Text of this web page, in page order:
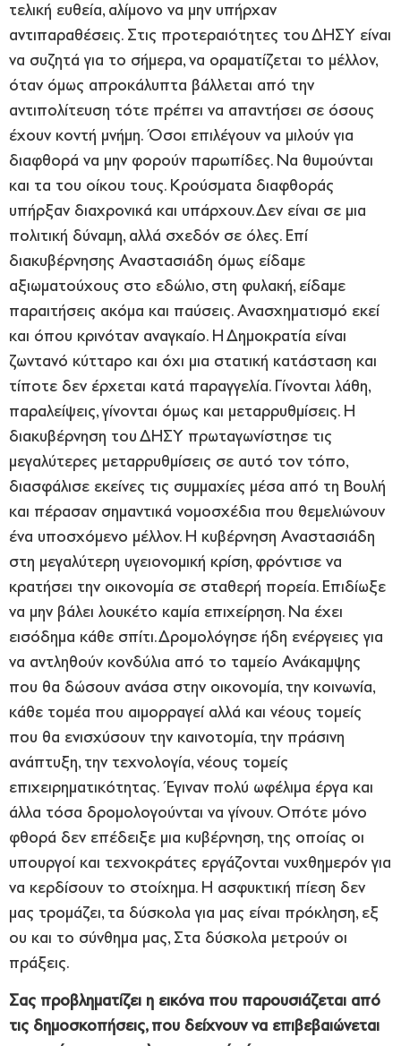
τελική ευθεία, αλίμονο να μην υπήρχαν
αντιπαραθέσεις. Στις προτεραιότητες του ΔΗΣΥ είναι
να συζητά για το σήμερα, να οραματίζεται το μέλλον,
όταν όμως απροκάλυπτα βάλλεται από την
αντιπολίτευση τότε πρέπει να απαντήσει σε όσους
έχουν κοντή μνήμη. Όσοι επιλέγουν να μιλούν για
διαφθορά να μην φορούν παρωπίδες. Να θυμούνται
και τα του οίκου τους. Κρούσματα διαφθοράς
υπήρξαν διαχρονικά και υπάρχουν. Δεν είναι σε μια
πολιτική δύναμη, αλλά σχεδόν σε όλες. Επί
διακυβέρνησης Αναστασιάδη όμως είδαμε
αξιωματούχους στο εδώλιο, στη φυλακή, είδαμε
παραιτήσεις ακόμα και παύσεις. Ανασχηματισμό εκεί
και όπου κρινόταν αναγκαίο. Η Δημοκρατία είναι
ζωντανό κύτταρο και όχι μια στατική κατάσταση και
τίποτε δεν έρχεται κατά παραγγελία. Γίνονται λάθη,
παραλείψεις, γίνονται όμως και μεταρρυθμίσεις. Η
διακυβέρνηση του ΔΗΣΥ πρωταγωνίστησε τις
μεγαλύτερες μεταρρυθμίσεις σε αυτό τον τόπο,
διασφάλισε εκείνες τις συμμαχίες μέσα από τη Βουλή
και πέρασαν σημαντικά νομοσχέδια που θεμελιώνουν
ένα υποσχόμενο μέλλον. Η κυβέρνηση Αναστασιάδη
στη μεγαλύτερη υγειονομική κρίση, φρόντισε να
κρατήσει την οικονομία σε σταθερή πορεία. Επιδίωξε
να μην βάλει λουκέτο καμία επιχείρηση. Να έχει
εισόδημα κάθε σπίτι. Δρομολόγησε ήδη ενέργειες για
να αντληθούν κονδύλια από το ταμείο Ανάκαμψης
που θα δώσουν ανάσα στην οικονομία, την κοινωνία,
κάθε τομέα που αιμορραγεί αλλά και νέους τομείς
που θα ενισχύσουν την καινοτομία, την πράσινη
ανάπτυξη, την τεχνολογία, νέους τομείς
επιχειρηματικότητας. Έγιναν πολύ ωφέλιμα έργα και
άλλα τόσα δρομολογούνται να γίνουν. Οπότε μόνο
φθορά δεν επέδειξε μια κυβέρνηση, της οποίας οι
υπουργοί και τεχνοκράτες εργάζονται νυχθημερόν για
να κερδίσουν το στοίχημα. Η ασφυκτική πίεση δεν
μας τρομάζει, τα δύσκολα για μας είναι πρόκληση, εξ
ου και το σύνθημα μας, Στα δύσκολα μετρούν οι
πράξεις.
Σας προβληματίζει η εικόνα που παρουσιάζεται από
τις δημοσκοπήσεις, που δείχνουν να επιβεβαιώνεται